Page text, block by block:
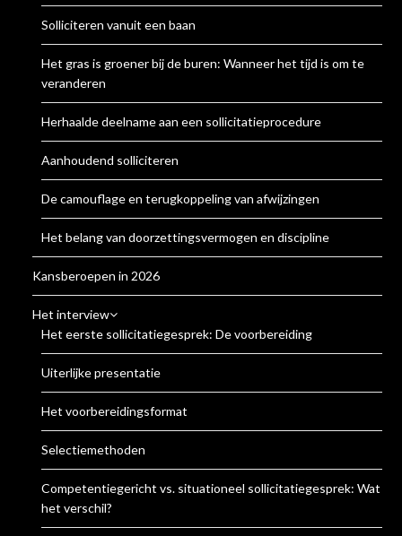
Solliciteren vanuit een baan
Het gras is groener bij de buren: Wanneer het tijd is om te
veranderen
Herhaalde deelname aan een sollicitatieprocedure
Aanhoudend solliciteren
De camouflage en terugkoppeling van afwijzingen
Het belang van doorzettingsvermogen en discipline
Kansberoepen in 2026
Het interview
Het eerste sollicitatiegesprek: De voorbereiding
Uiterlijke presentatie
Het voorbereidingsformat
Selectiemethoden
Competentiegericht vs. situationeel sollicitatiegesprek: Wat is
het verschil?